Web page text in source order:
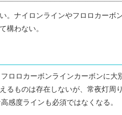
。ナイロンラインやフロロカーボ
構わない。
ロロカーボンラインカーボンに大
るものは存在しないが、常夜灯周
感度ラインも必須ではなくなる。